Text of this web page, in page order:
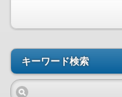
キーワード検索